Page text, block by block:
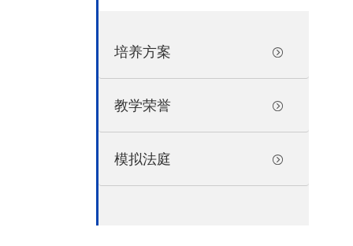
培养方案
教学荣誉
模拟法庭